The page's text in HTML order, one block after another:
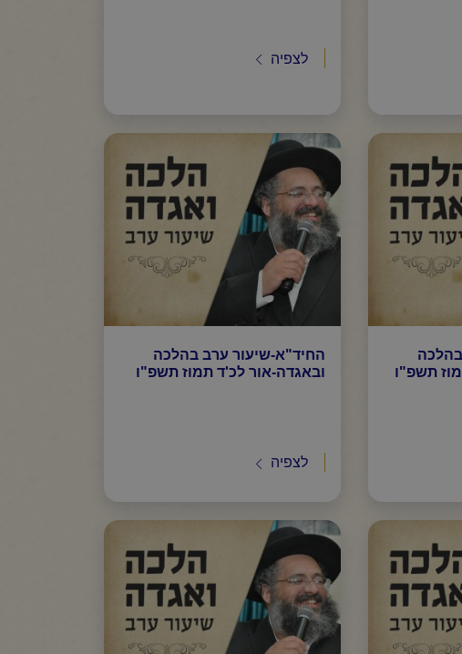
לצפיה
תשפ"ו
החיד"א-שיעור ערב בהלכה
ובאגדה-אור לכ'ד תמוז תשפ"ו
לצפיה